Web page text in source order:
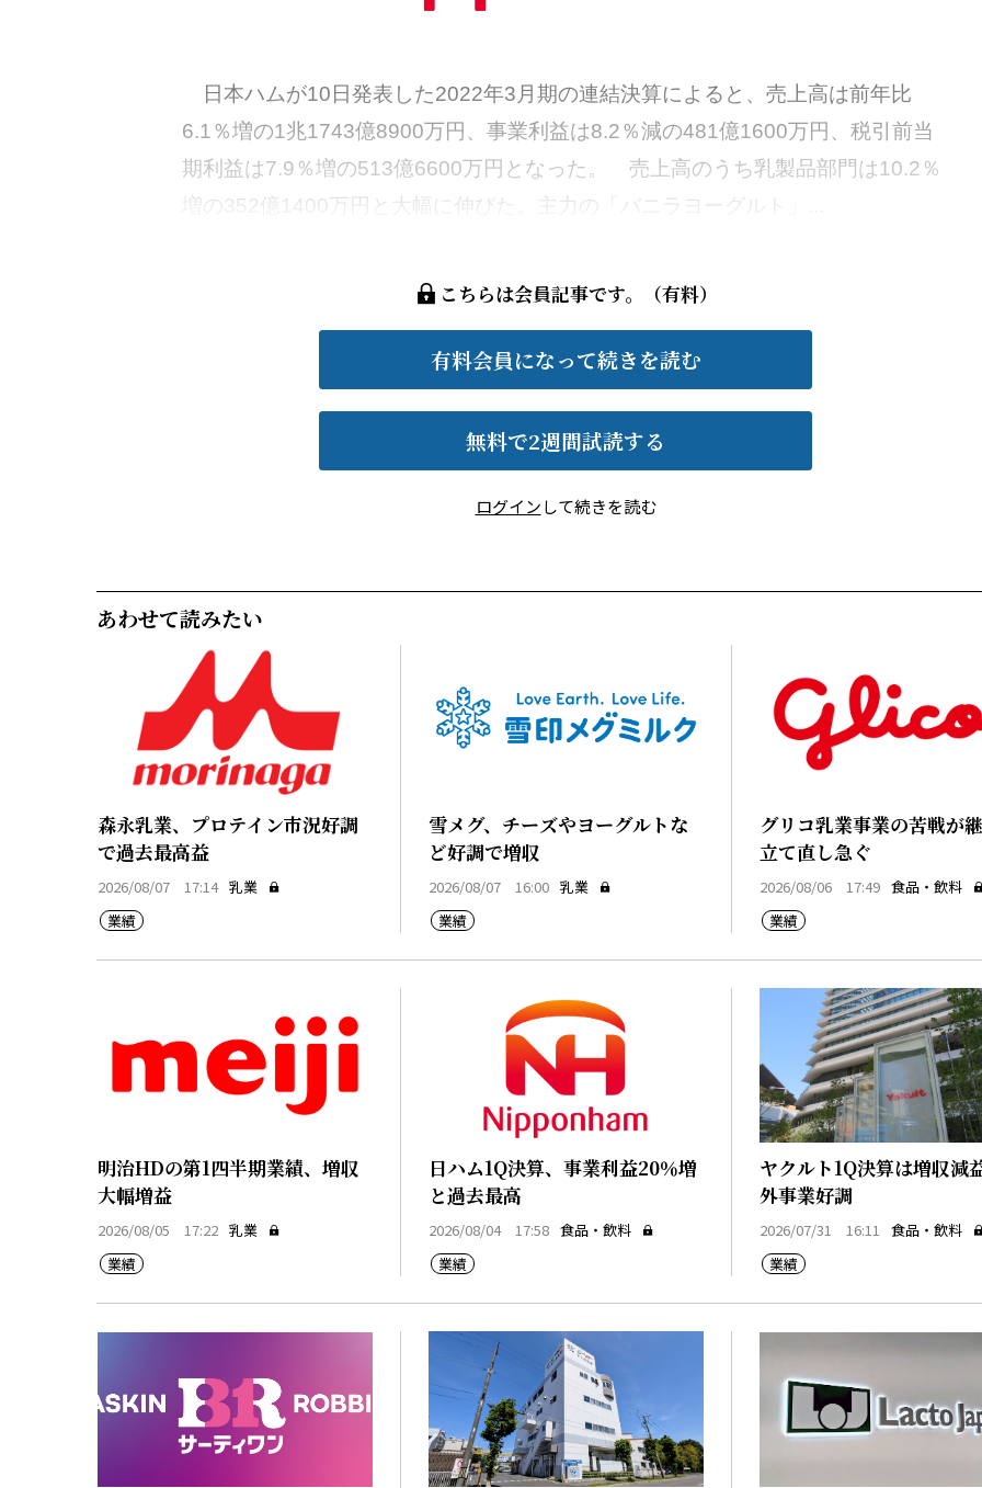
日本ハムが10日発表した2022年3月期の連結決算によると、売上高は前年比
6.1％増の1兆1743億8900万円、事業利益は8.2％減の481億1600万円、税引前当
期利益は7.9％増の513億6600万円となった。 売上高のうち乳製品部門は10.2％
増の352億1400万円と大幅に伸びた。主力の「バニラヨーグルト」...
こちらは会員記事です。（有料）
有料会員になって続きを読む
無料で2週間試読する
ログインして続きを読む
あわせて読みたい
森永乳業、プロテイン市況好調
で過去最高益
2026/08/07 17:14 乳業
業績
雪メグ、チーズやヨーグルトな
ど好調で増収
2026/08/07 16:00 乳業
業績
グリコ乳業事業の苦戦が
立て直し急ぐ
2026/08/06 17:49 食品・飲料
業績
明治HDの第1四半期業績、増収
大幅増益
2026/08/05 17:22 乳業
業績
日ハム1Q決算、事業利益20％増
と過去最高
2026/08/04 17:58 食品・飲料
業績
ヤクルト1Q決算は増収減
外事業好調
2026/07/31 16:11 食品・飲料
業績